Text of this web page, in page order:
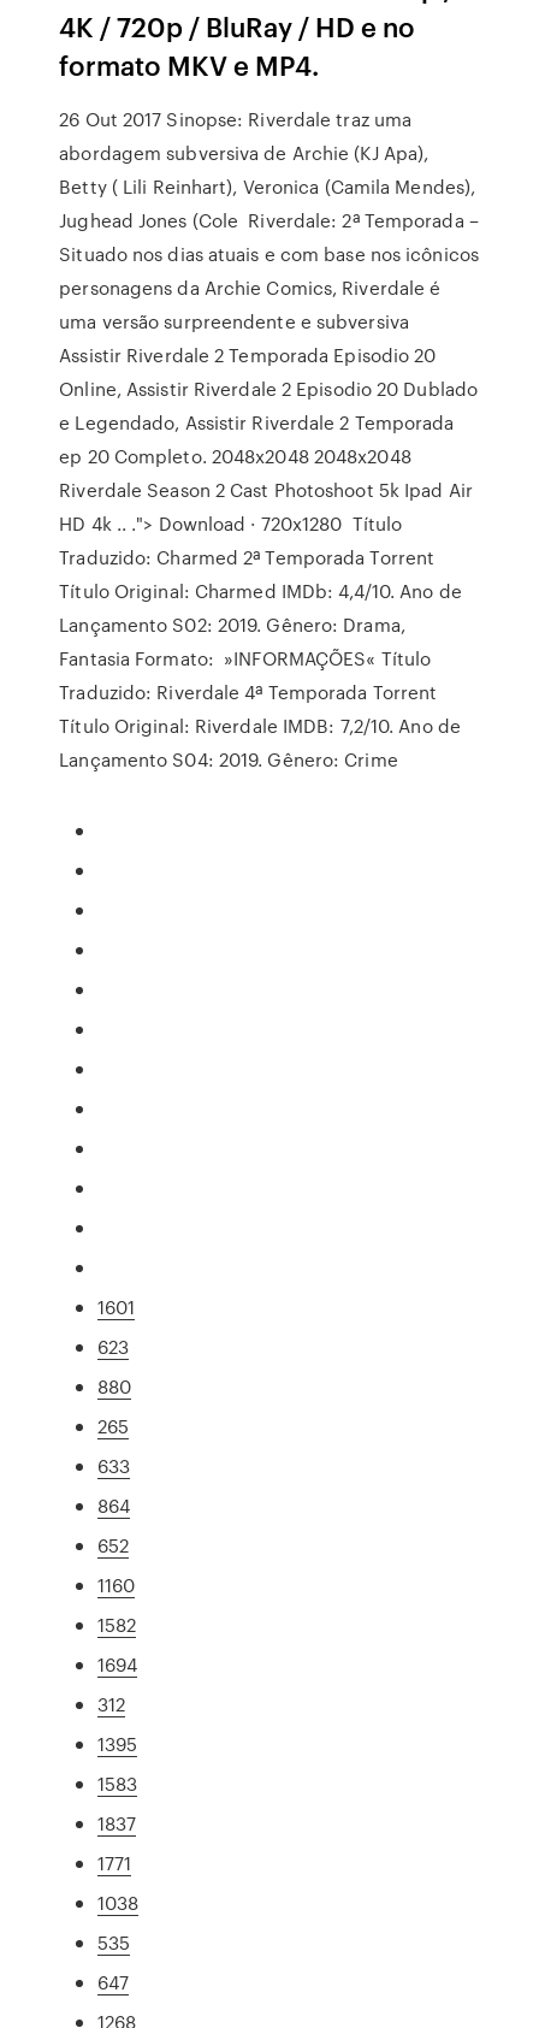
4K / 720p / BluRay / HD e no
formato MKV e MP4.
26 Out 2017 Sinopse: Riverdale traz uma
abordagem subversiva de Archie (KJ Apa),
Betty ( Lili Reinhart), Veronica (Camila Mendes),
Jughead Jones (Cole Riverdale: 2ª Temporada –
Situado nos dias atuais e com base nos icônicos
personagens da Archie Comics, Riverdale é
uma versão surpreendente e subversiva
Assistir Riverdale 2 Temporada Episodio 20
Online, Assistir Riverdale 2 Episodio 20 Dublado
e Legendado, Assistir Riverdale 2 Temporada
ep 20 Completo. 2048x2048 2048x2048
Riverdale Season 2 Cast Photoshoot 5k Ipad Air
HD 4k .. ."> Download · 720x1280 Título
Traduzido: Charmed 2ª Temporada Torrent
Título Original: Charmed IMDb: 4,4/10. Ano de
Lançamento S02: 2019. Gênero: Drama,
Fantasia Formato: »INFORMAÇÕES« Título
Traduzido: Riverdale 4ª Temporada Torrent
Título Original: Riverdale IMDB: 7,2/10. Ano de
Lançamento S04: 2019. Gênero: Crime
1601
623
880
265
633
864
652
1160
1582
1694
312
1395
1583
1837
1771
1038
535
647
1268